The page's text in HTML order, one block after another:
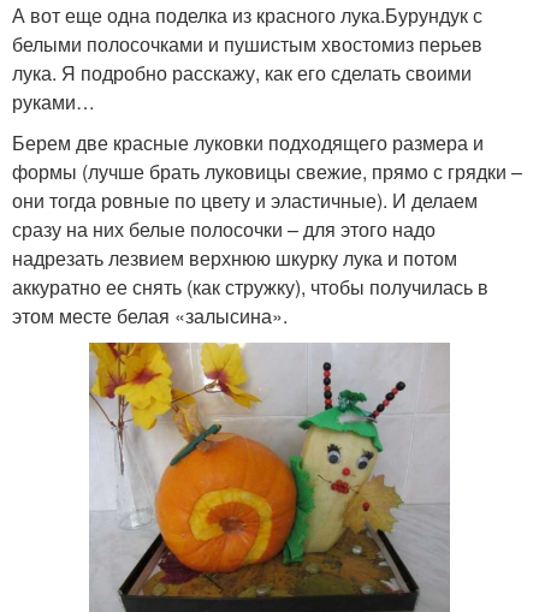
А вот еще одна поделка из красного лука.Бурундук с
белыми полосочками и пушистым хвостомиз перьев
лука. Я подробно расскажу, как его сделать своими
руками…
Берем две красные луковки подходящего размера и
формы (лучше брать луковицы свежие, прямо с грядки –
они тогда ровные по цвету и эластичные). И делаем
сразу на них белые полосочки – для этого надо
надрезать лезвием верхнюю шкурку лука и потом
аккуратно ее снять (как стружку), чтобы получилась в
этом месте белая «залысина».